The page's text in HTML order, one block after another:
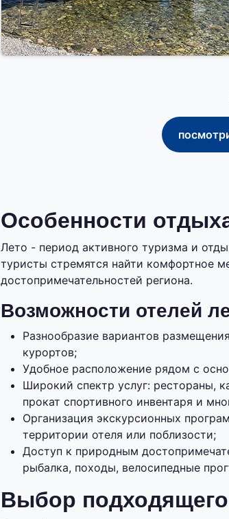
Особенности
Лето - период активного туризма и
туристы стремятся найти комфортное
достопримечательностей региона.
Возможности отелей
Разнообразие вариантов
курортов;
Удобное расположение рядом с
Широкий спектр услуг: рестораны,
прокат спортивного инвентаря и
Организация экскурсионных
территории отеля или поблизости;
Доступ к природным
рыбалка, походы, велосипедные
Выбор подходящего